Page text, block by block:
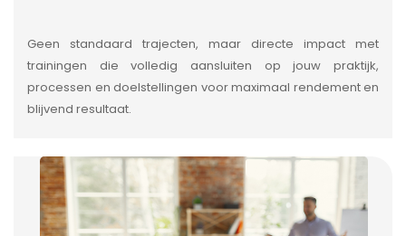
Geen standaard trajecten, maar directe impact met
trainingen die volledig aansluiten op jouw praktijk,
processen en doelstellingen voor maximaal rendement en
blijvend resultaat.